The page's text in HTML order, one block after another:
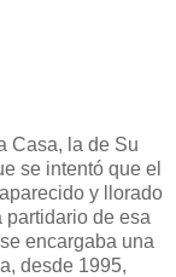
Casa, la de Su
se intentó que el
y llorado
de esa
encargaba una
desde 1995,